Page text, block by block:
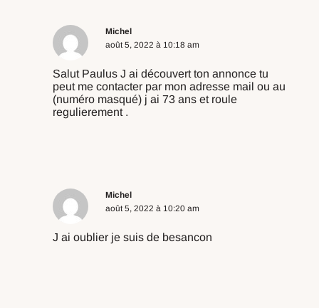
Michel
août 5, 2022 à 10:18 am
Salut Paulus J ai découvert ton annonce tu
peut me contacter par mon adresse mail ou au
(numéro masqué) j ai 73 ans et roule
regulierement .
Michel
août 5, 2022 à 10:20 am
J ai oublier je suis de besancon